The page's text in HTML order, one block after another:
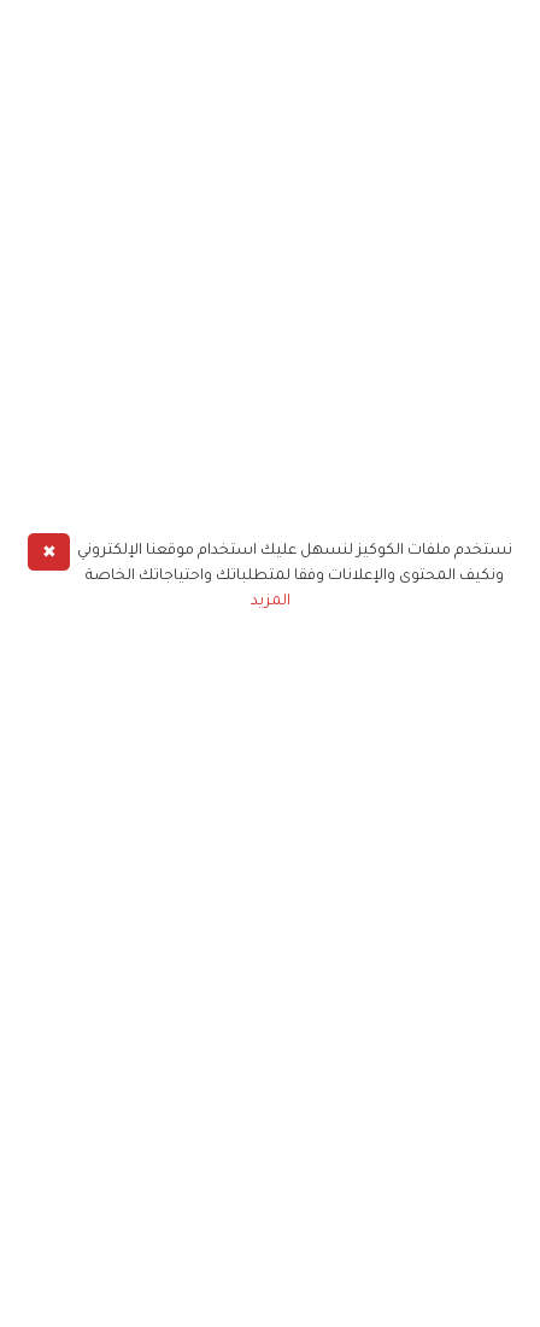
✖
نستخدم ملفات الكوكيز لنسهل عليك استخدام موقعنا الإلكتروني
ونكيف المحتوى والإعلانات وفقا لمتطلباتك واحتياجاتك الخاصة
المزيد